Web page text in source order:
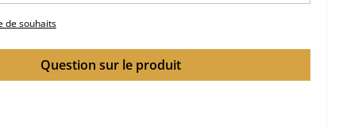
de souhaits
Question sur le produit